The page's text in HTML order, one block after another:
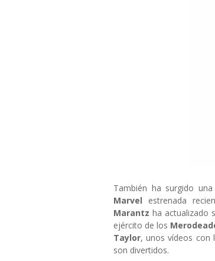
También ha surgido
Marvel estrenada
Marantz ha actualizado
ejército de los
Taylor, unos vídeos con
son divertidos.